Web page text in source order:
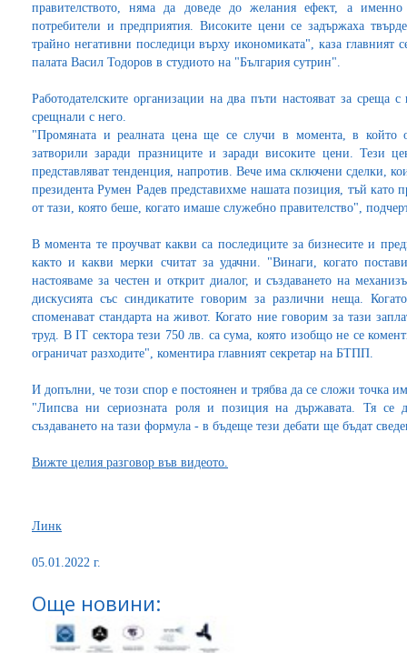
правителството, няма да доведе до желания ефект, а
потребители и предприятия. Високите цени се задържаха
трайно негативни последици върху икономиката", каза главният
палата Васил Тодоров в студиото на "България сутрин".
Работодателските организации на два пъти настояват за
срещнали с него.
"Промяната и реалната цена ще се случи в момента, в който
затворили заради празниците и заради високите цени. Тези
представляват тенденция, напротив. Вече има сключени сделки,
президента Румен Радев представихме нашата позиция, тъй като
от тази, която беше, когато имаше служебно правителство",
В момента те проучват какви са последиците за бизнесите и
както и какви мерки считат за удачни. "Винаги, когато
настояваме за честен и открит диалог, и създаването на
дискусията със синдикатите говорим за различни неща.
споменават стандарта на живот. Когато ние говорим за тази
труд. В IT сектора тези 750 лв. са сума, която изобщо не се
ограничат разходите", коментира главният секретар на БТПП.
И допълни, че този спор е постоянен и трябва да се сложи точка
"Липсва ни сериозната роля и позиция на държавата. Тя се
създаването на тази формула - в бъдеще тези дебати ще бъдат
Вижте целия разговор във видеото.
Линк
05.01.2022 г.
Още новини: